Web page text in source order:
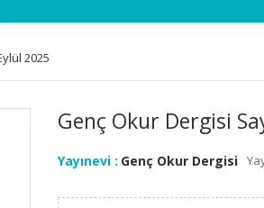
2025
Genç Okur Dergisi
Yayınevi : Genç Okur Dergisi